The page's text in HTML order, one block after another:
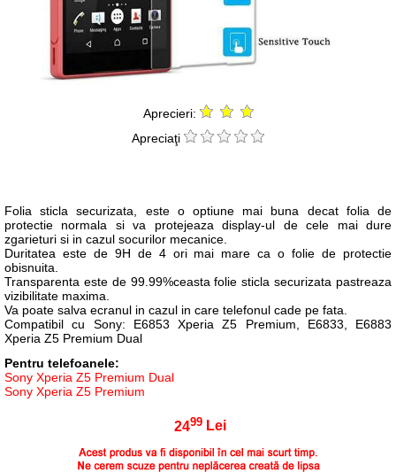
Aprecieri:
Apreciaţi
Folia sticla securizata, este o optiune mai buna decat folia de
protectie normala si va protejeaza display-ul de cele mai dure
zgarieturi si in cazul socurilor mecanice.
Duritatea este de 9H de 4 ori mai mare ca o folie de protectie
obisnuita.
Transparenta este de 99.99%ceasta folie sticla securizata pastreaza
vizibilitate maxima.
Va poate salva ecranul in cazul in care telefonul cade pe fata.
Compatibil cu Sony: E6853 Xperia Z5 Premium, E6833, E6883
Xperia Z5 Premium Dual
Pentru telefoanele:
Sony Xperia Z5 Premium Dual
Sony Xperia Z5 Premium
2499 Lei